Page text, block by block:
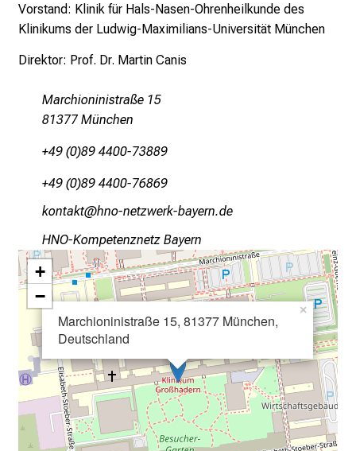
Vorstand: Klinik für Hals-Nasen-Ohrenheilkunde des
Klinikums der Ludwig-Maximilians-Universität München
Direktor: Prof. Dr. Martin Canis
Marchioninistraße 15
81377 München
+49 (0)89 4400-73889
+49 (0)89 4400-76869
oüubWa:Dgob
zuü_uibßéipo#jgјipuemi
HNO-Kompetenznetz Bayern
Marchioninistraße 15, 81377 München,
Deutschland
×
+
−